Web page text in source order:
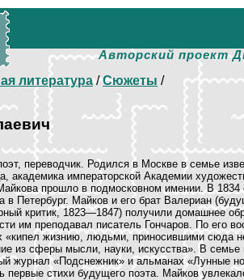
Авторский проект
литература/Сюжеты /
переводчик. Родился в Москве в семье
академика императорской Академии
прошло в подмосковном имении. В 1834
в Петербург. Майков и его брат Валериан
критик, 1823—1847) получили домашнее
им преподавал писатель Гончаров. По его
«кипел жизнию, людьми, приносившими сюда
из сферы мысли, науки, искусства». В семье
журнал «Подснежник» и альманах «Лунные
первые стихи будущего поэта. Майков